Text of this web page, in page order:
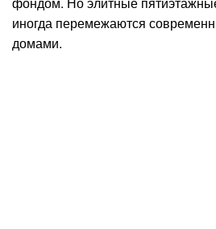
иногда перемежаются
домами.